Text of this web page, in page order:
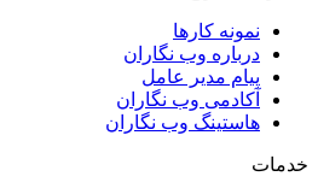
نمونه کارها
درباره وب نگاران
پیام مدیر عامل
آکادمی وب نگاران
هاستینگ وب نگاران
خدمات